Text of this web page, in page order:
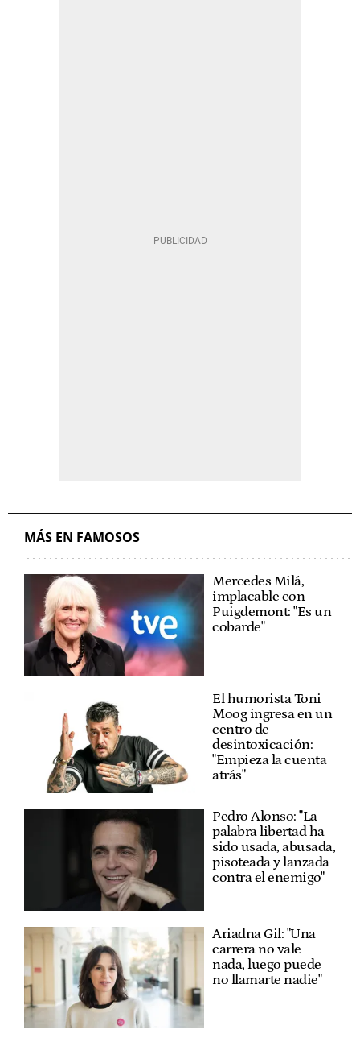
MÁS EN FAMOSOS
Mercedes Milá,
implacable con
Puigdemont: "Es un
cobarde"
El humorista Toni
Moog ingresa en un
centro de
desintoxicación:
"Empieza la cuenta
atrás"
Pedro Alonso: "La
palabra libertad ha
sido usada, abusada,
pisoteada y lanzada
contra el enemigo"
Ariadna Gil: "Una
carrera no vale
nada, luego puede
no llamarte nadie"